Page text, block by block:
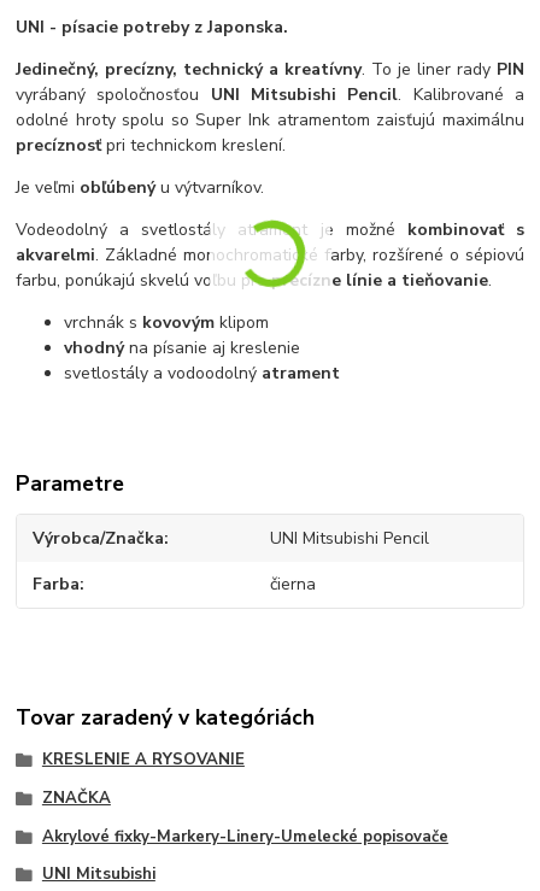
UNI - písacie potreby z Japonska.
Jedinečný, precízny, technický a kreatívny. To je liner rady PIN
vyrábaný spoločnosťou UNI Mitsubishi Pencil. Kalibrované a
odolné hroty spolu so Super Ink atramentom zaisťujú maximálnu
precíznosťpri technickom kreslení.
Je veľmi obľúbenýu výtvarníkov.
Vodeodolný a svetlostály atrament je možné kombinovať s
akvarelmi. Základné monochromatické farby, rozšírené o sépiovú
farbu, ponúkajú skvelú voľbu preprecízne línie a tieňovanie.
vrchnák s kovovýmklipom
vhodnýna písanie aj kreslenie
svetlostály a vodoodolný atrament
Parametre
Výrobca/Značka UNI Mitsubishi Pencil
Farba čierna
Tovar zaradený v kategóriách
KRESLENIE A RYSOVANIE
ZNAČKA
Akrylové fixky-Markery-Linery-Umelecké popisovače
UNI Mitsubishi